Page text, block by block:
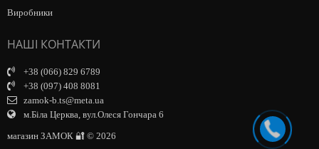
Виробники
НАШІ КОНТАКТИ
+38 (066) 829 6789
+38 (097) 408 8081
zamok-b.ts@meta.ua
м.Біла Церква, вул.Олеся Гончара 6
магазин ЗАМОК 🔐 © 2026